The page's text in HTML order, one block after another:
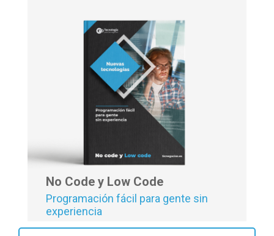
No Code y Low Code
Programación fácil para gente sin
experiencia